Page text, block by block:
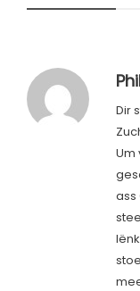
Dir
Um
ass